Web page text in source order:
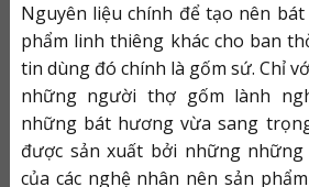
Nguyên liệu chính để tạo nên
phẩm linh thiêng khác cho ban
tin dùng đó chính là gốm sứ. Chỉ
những người thợ gốm lành
những bát hương vừa sang
được sản xuất bởi những
của các nghệ nhân nên sản